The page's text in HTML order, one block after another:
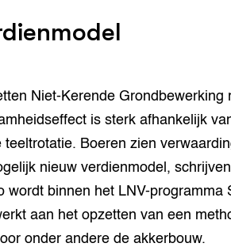
Niet-Kerende Grondbewerking
is sterk afhankelijk
teeltrotatie. Boeren zien
nieuw verdienmodel,
wordt binnen het LNV-programma
aan het opzetten van een
onder andere de akkerbouw.